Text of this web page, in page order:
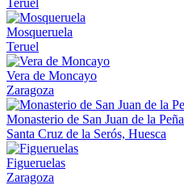
Mosqueruela
Teruel
Vera de Moncayo
Zaragoza
Monasterio de San Juan de la Peña
Santa Cruz de la Serós, Huesca
Figueruelas
Zaragoza